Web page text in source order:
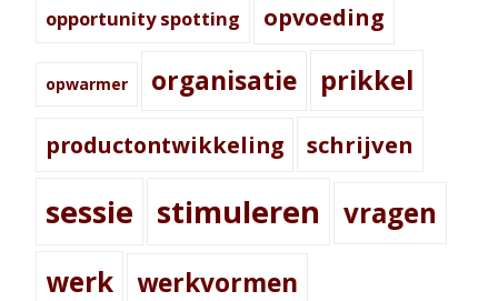
opportunity spotting opvoeding
opwarmer organisatie prikkel
productontwikkeling schrijven
sessie stimuleren
vragen
werk
werkvormen